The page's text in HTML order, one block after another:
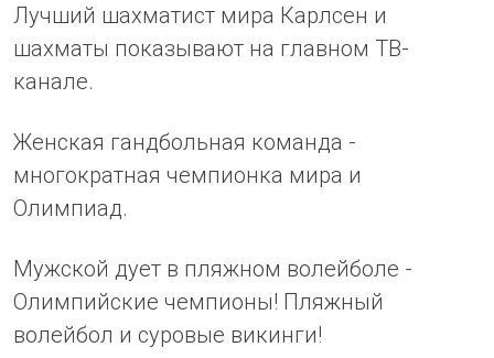
Лучший шахматист мира Карлсен и
шахматы показывают на главном ТВ-
канале.
Женская гандбольная команда -
многократная чемпионка мира и
Олимпиад.
Мужской дует в пляжном волейболе -
Олимпийские чемпионы! Пляжный
волейбол и суровые викинги!